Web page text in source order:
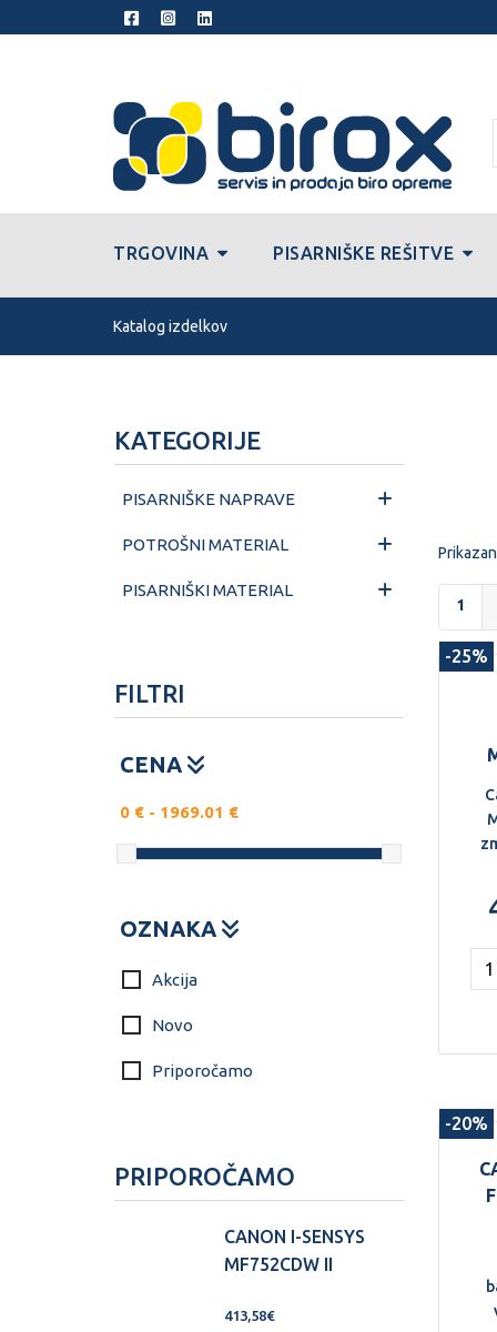
TRGOVINA PISARNIŠKE REŠITVE
Katalog izdelkov
KATEGORIJE
PISARNIŠKE NAPRAVE
POTROŠNI MATERIAL
PISARNIŠKI MATERIAL
FILTRI
CENA
0 € - 1969.01 €
OZNAKA
Akcija
Novo
Priporočamo
PRIPOROČAMO
CANON I-SENSYS
MF752CDW II
413,58€
1
-25%
-20%